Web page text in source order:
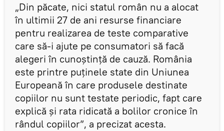
„Din păcate, nici statul român nu a alocat
în ultimii 27 de ani resurse financiare
pentru realizarea de teste comparative
care să-i ajute pe consumatori să facă
alegeri în cunoştinţă de cauză. România
este printre puţinele state din Uniunea
Europeană în care produsele destinate
copiilor nu sunt testate periodic, fapt care
explică şi rata ridicată a bolilor cronice în
rândul copiilor”, a precizat acesta.